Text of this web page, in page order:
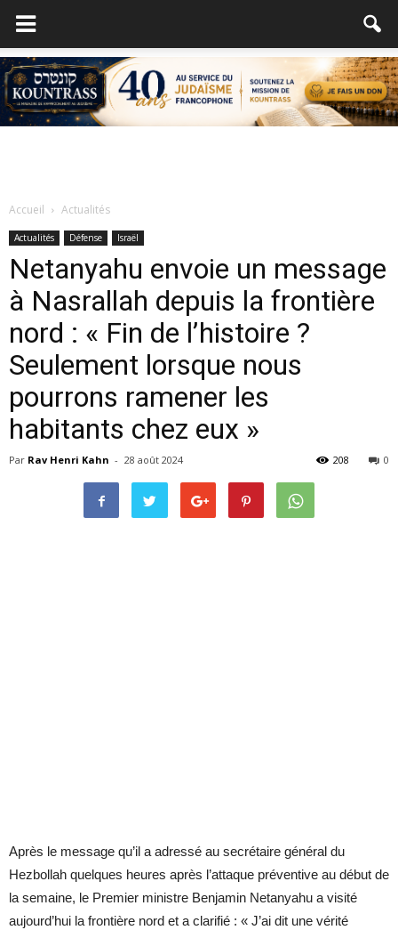
Accueil Actualités
Actualités Défense Israël
Netanyahu envoie un message
à Nasrallah depuis la frontière
nord : « Fin de l’histoire ?
Seulement lorsque nous
pourrons ramener les
habitants chez eux »
Par Rav Henri Kahn - 28 août 2024 0
208
Après le message qu’il a adressé au secrétaire général du
Hezbollah quelques heures après l’attaque préventive au début de
la semaine, le Premier ministre Benjamin Netanyahu a visité
aujourd’hui la frontière nord et a clarifié : « J’ai dit une vérité